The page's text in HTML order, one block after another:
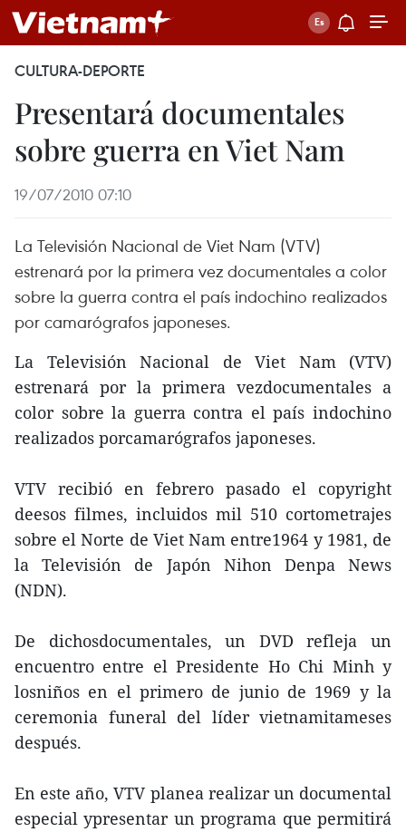
CULTURA-DEPORTE
Presentará documentales
sobre guerra en Viet Nam
19/07/2010 07:10
La Televisión Nacional de Viet Nam (VTV)
estrenará por la primera vez documentales a color
sobre la guerra contra el país indochino realizados
por camarógrafos japoneses.
La Televisión Nacional de Viet Nam (VTV)
estrenará por la primera vezdocumentales a
color sobre la guerra contra el país indochino
realizados porcamarógrafos japoneses.
VTV recibió en febrero pasado el copyright
deesos filmes, incluidos mil 510 cortometrajes
sobre el Norte de Viet Nam entre1964 y 1981, de
la Televisión de Japón Nihon Denpa News
(NDN).
De dichosdocumentales, un DVD refleja un
encuentro entre el Presidente Ho Chi Minh y
losniños en el primero de junio de 1969 y la
ceremonia funeral del líder vietnamitameses
después.
En este año, VTV planea realizar un documental
especial ypresentar un programa que permitirá